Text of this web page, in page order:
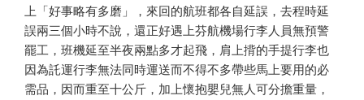
上「好事略有多磨」，來回的航班都各自延誤，去程時延
誤兩三個小時不說，還正好遇上芬航機場行李人員無預警
罷工，班機延至半夜兩點多才起飛，肩上揹的手提行李也
因為託運行李無法同時運送而不得不多帶些馬上要用的必
需品，因而重至十公斤，加上懷抱嬰兒無人可分擔重量，